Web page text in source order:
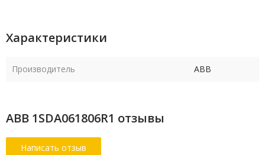
Характеристики
Производитель ABB
ABB 1SDA061806R1 отзывы